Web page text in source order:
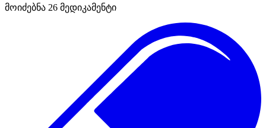
მოიძებნა 26 მედიკამენტი